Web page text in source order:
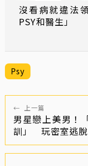
沒看病就違法
PSY和醫生」
Psy
← 上一篇
男星戀上美男！
訓」 玩密室逃